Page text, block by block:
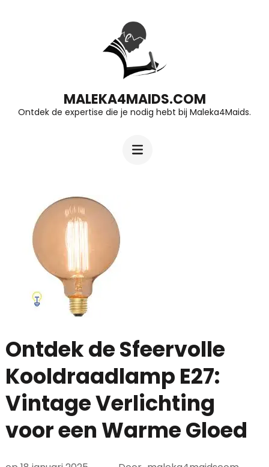
Enter)
MALEKA4MAIDS.COM
Ontdek de expertise die je nodig hebt bij Maleka4Maids.
Ontdek de Sfeervolle
Kooldraadlamp E27:
Vintage Verlichting
voor een Warme Gloed